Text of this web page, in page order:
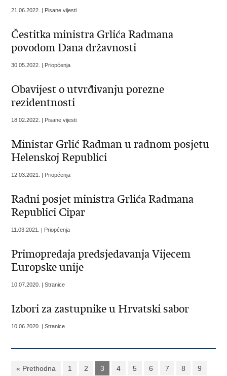
21.06.2022. | Pisane vijesti
Čestitka ministra Grlića Radmana
povodom Dana državnosti
30.05.2022. | Priopćenja
Obavijest o utvrđivanju porezne
rezidentnosti
18.02.2022. | Pisane vijesti
Ministar Grlić Radman u radnom posjetu
Helenskoj Republici
12.03.2021. | Priopćenja
Radni posjet ministra Grlića Radmana
Republici Cipar
11.03.2021. | Priopćenja
Primopredaja predsjedavanja Vijecem
Europske unije
10.07.2020. | Stranice
Izbori za zastupnike u Hrvatski sabor
10.06.2020. | Stranice
« Prethodna 1 2 3 4 5 6 7 8
9